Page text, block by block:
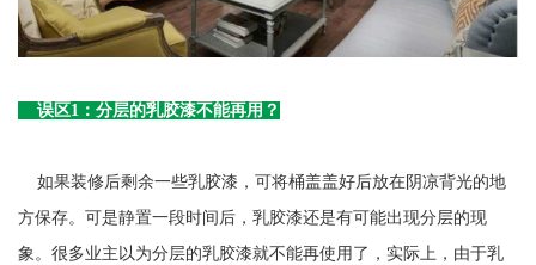
误区1：分层的乳胶漆不能再用？
如果装修后剩余一些乳胶漆，可将桶盖盖好后放在阴凉背光的地
方保存。可是静置一段时间后，乳胶漆还是有可能出现分层的现
象。很多业主以为分层的乳胶漆就不能再使用了，实际上，由于乳